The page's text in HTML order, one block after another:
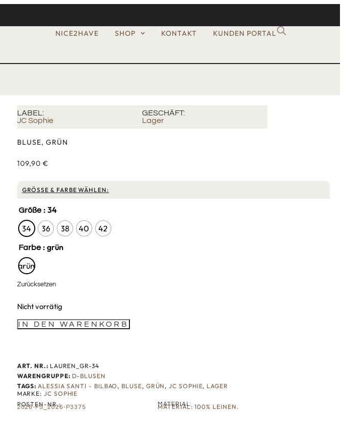
NICE2HAVE
SHOP KONTAKT KUNDEN PORTAL
LABEL:
GESCHÄFT:
JC Sophie
Lager
BLUSE, GRÜN
109,90 €
GRÖSSE & FARBE WÄHLEN:
Größe : 34
34
36 38 40 42
Farbe : grün
grün
Zurücksetzen
Nicht vorrätig
IN DEN WARENKORB
ART. NR.: LAUREN_GR-34
WARENGRUPPE: D-BLUSEN
TAGS:ALESSIA SANTI - BILBAO , BLUSE, GRÜN ,JC SOPHIE, LAGER
MARKE:JC SOPHIE
POSTEN-NR.:
MATERIAL:
2026-FS_2026-P3375 MATERIAL: 100% LEINEN.